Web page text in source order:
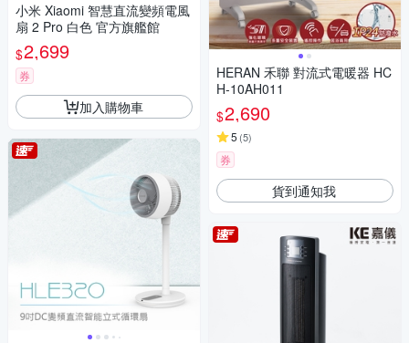
小米 Xiaomi 智慧直流變頻電風
扇 2 Pro 白色 官方旗艦館
$2,699
券
加入購物車
HERAN 禾聯 對流式電暖器 HC
H-10AH011
$2,690
5 (5)
券
貨到通知我